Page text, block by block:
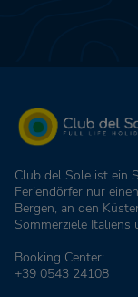
Club del Sole ist ein
Feriendörfer nur
Bergen, an den
Sommerziele Italiens
Booking Center:
+39 0543 24108